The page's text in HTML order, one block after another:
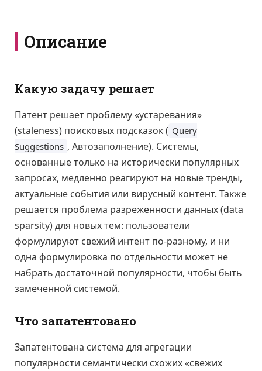
Описание
Какую задачу решает
Патент решает проблему «устаревания»
(staleness) поисковых подсказок ( Query
Suggestions , Автозаполнение). Системы,
основанные только на исторически популярных
запросах, медленно реагируют на новые тренды,
актуальные события или вирусный контент. Также
решается проблема разреженности данных (data
sparsity) для новых тем: пользователи
формулируют свежий интент по-разному, и ни
одна формулировка по отдельности может не
набрать достаточной популярности, чтобы быть
замеченной системой.
Что запатентовано
Запатентована система для агрегации
популярности семантически схожих «свежих